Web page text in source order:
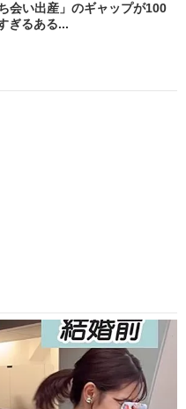
会い出産」のギャップが100
ぎるある...